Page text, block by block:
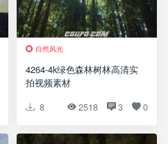
自然风光
4264-4k绿色森林树林高清实
拍视频素材
8
2518 3 0